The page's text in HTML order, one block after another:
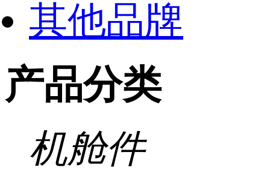
其他品牌
产品分类
机舱件